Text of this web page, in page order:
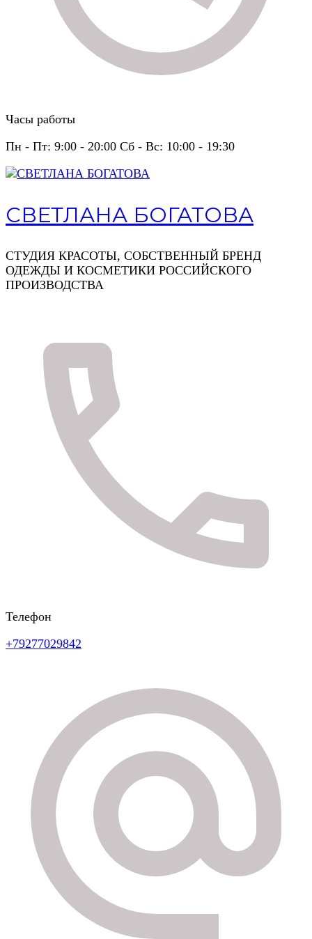
Часы работы
Пн - Пт: 9:00 - 20:00 Сб - Вс: 10:00 - 19:30
СВЕТЛАНА БОГАТОВА
СТУДИЯ КРАСОТЫ, СОБСТВЕННЫЙ БРЕНД
ОДЕЖДЫ И КОСМЕТИКИ РОССИЙСКОГО
ПРОИЗВОДСТВА
Телефон
+79277029842